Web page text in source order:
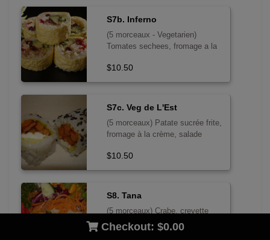
S7b. Inferno
(5 morceaux - Vegetarien)
Tomates sechees, fromage a la
concombre, tempura, mayo
epicee - sans poisson cru
$10.50
S7c. Veg de L'Est
(5 morceaux) Patate sucrée frite,
fromage à la crème, salade
$10.50
S8. Tana
(5 morceaux) Crabe, crevette
tempura, avocat, concombre,
caviar, mayo - sans poisson cru
Checkout: $0.00